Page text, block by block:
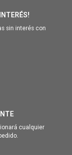
sin interés con
cualquier